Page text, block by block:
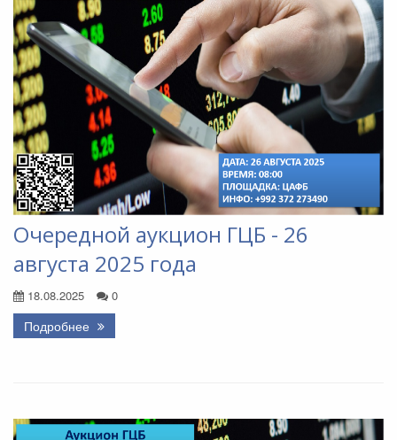
Очередной аукцион ГЦБ - 26
августа 2025 года
18.08.2025 0
Подробнее